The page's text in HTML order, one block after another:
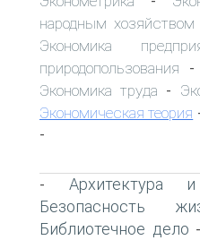
народным хозяйством
Экономика
природопользования -
Экономика труда -
Экономическая теория
-
- Архитектура
Безопасность
Библиотечное дело -